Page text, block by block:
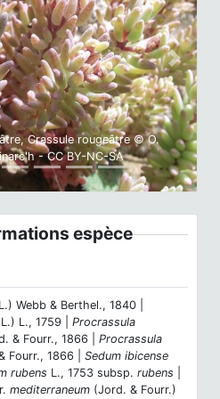
Crassule rougeâtre © O.
- CC BY-NC-SA
Next
espèce
Webb & Berthel., 1840 |
L., 1759 | Procrassula
& Fourr., 1866 | Procrassula
Fourr., 1866 | Sedum ibicense
rubens L., 1753 subsp. rubens
mediterraneum (Jord. & Fourr.)